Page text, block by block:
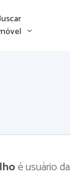
é usuário da